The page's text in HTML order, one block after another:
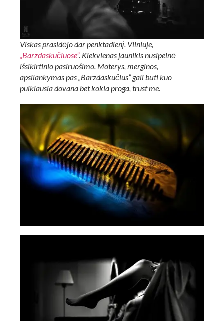
Viskas prasidėjo dar penktadienį. Vilniuje,
„Barzdaskučiuose”. Kiekvienas jaunikis nusipelnė
išsikirtinio pasiruošimo. Moterys, merginos,
apsilankymas pas „Barzdaskučius” gali būti kuo
puikiausia dovana bet kokia proga, trust me.